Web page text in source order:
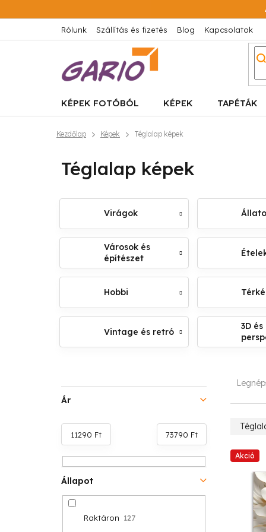
a
tartalomhoz
Rólunk Szállítás és fizetés Blog Kapcsolatok
KÉPEK FOTÓBÓL KÉPEK TAPÉTÁK
Kezdőlap Képek Téglalap képek
Téglalap képek
Virágok
Városok és
építészet
Hobbi
Vintage és retró
3D és
l
d
a
l
s
ó
Ár
11290 Ft 73790 Ft
Állapot
Raktáron 127
T
é
TAkció